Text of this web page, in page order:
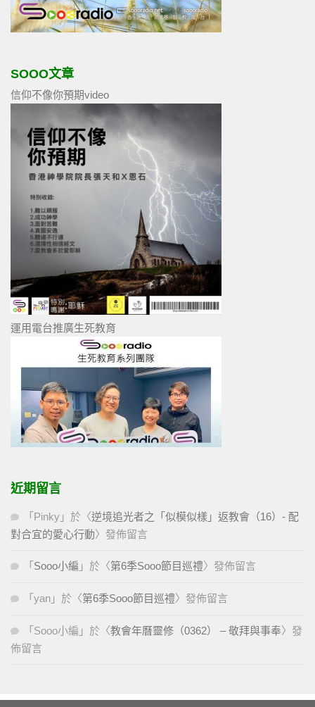
SOOO文章
信仰不像你預期video
運用電台推廣生死教育
近期留言
「 Pinky 」於〈逆境追光者之「似模似樣」返教會（16）- 配
對合宜的愛心行動〉發佈留言
「 Sooo小編 」於〈第6季Sooo節目巡禮〉發佈留言
「 yan 」於〈第6季Sooo節目巡禮〉發佈留言
「 Sooo小編 」於〈教會年曆靈修（0362） – 敬拜與事奉〉發
佈留言